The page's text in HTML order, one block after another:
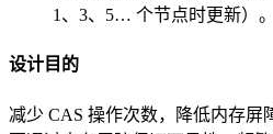
1、3、5… 个节点时更新）。
设计目的
减少 CAS 操作次数，降低内存屏